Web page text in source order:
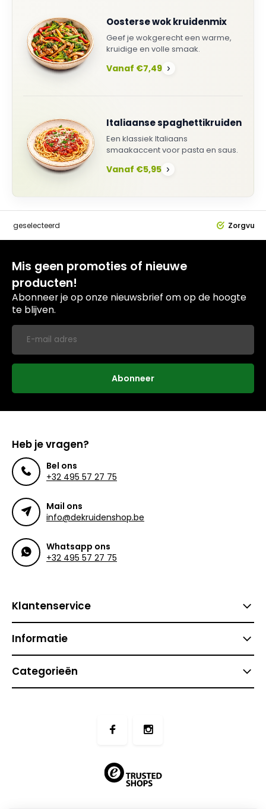
Oosterse wok kruidenmix
Geef je wokgerecht een warme,
kruidige en volle smaak.
Vanaf €7,49 ›
Italiaanse spaghettikruiden
Een klassiek Italiaans
smaakaccent voor pasta en saus.
Vanaf €5,95 ›
geselecteerd
Mis geen promoties of nieuwe
producten!
Abonneer je op onze nieuwsbrief om op de hoogte
te blijven.
Abonneer
Heb je vragen?
Bel ons
+32 495 57 27 75
Mail ons
info@dekruidenshop.be
Whatsapp ons
+32 495 57 27 75
Klantenservice
Informatie
Categorieën